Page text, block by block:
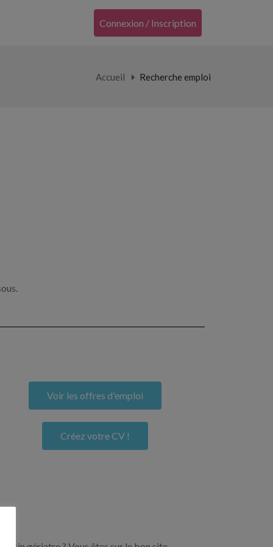
Connexion / Inscription
Accueil Recherche emploi
Voir les offres d'emploi
Créez votre CV !